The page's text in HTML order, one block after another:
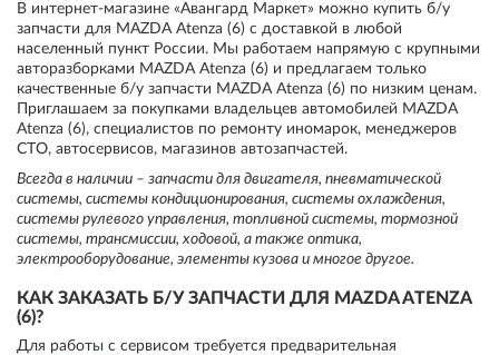
В интернет-магазине «Авангард Маркет» можно купить б/у
запчасти для MAZDA Atenza (6) с доставкой в любой
населенный пункт России. Мы работаем напрямую с крупными
авторазборками MAZDA Atenza (6) и предлагаем только
качественные б/у запчасти MAZDA Atenza (6) по низким ценам.
Приглашаем за покупками владельцев автомобилей MAZDA
Atenza (6), специалистов по ремонту иномарок, менеджеров
СТО, автосервисов, магазинов автозапчастей.
Всегда в наличии – запчасти для двигателя, пневматической
системы, системы кондиционирования, системы охлаждения,
системы рулевого управления, топливной системы, тормозной
системы, трансмиссии, ходовой, а также оптика,
электрооборудование, элементы кузова и многое другое.
КАК ЗАКАЗАТЬ Б/У ЗАПЧАСТИ ДЛЯ MAZDA ATENZA
(6)?
Для работы с сервисом требуется предварительная